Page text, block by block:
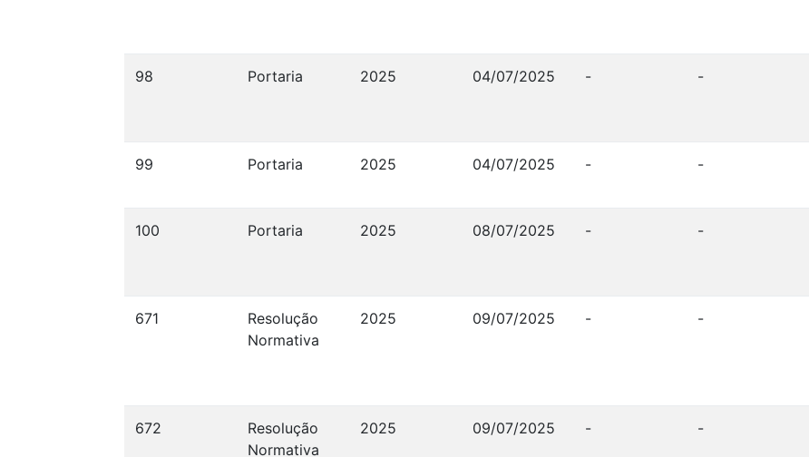
98 Portaria 2025 04/07/2025 - -
99 Portaria 2025 04/07/2025 - -
100 Portaria 2025 08/07/2025 - -
671
Resolução
Normativa
2025 09/07/2025 - -
672
Resolução
Normativa
2025 09/07/2025 - -